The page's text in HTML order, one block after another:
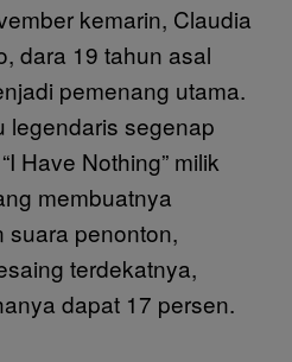
kemarin, Claudia
dara 19 tahun asal
pemenang utama.
legendaris segenap
Have Nothing” milik
membuatnya
suara penonton,
terdekatnya,
dapat 17 persen.